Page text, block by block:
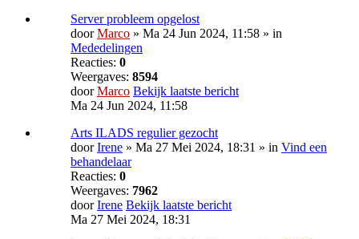
Server probleem opgelost
doorMarco » Ma 24 Jun 2024, 11:58 » in
Mededelingen
Reacties: 0
Weergaves: 8594
doorMarco Bekijk laatste bericht
Ma 24 Jun 2024, 11:58
Arts ILADS regulier gezocht
doorIrene » Ma 27 Mei 2024, 18:31 » in Vind een
behandelaar
Reacties: 0
Weergaves: 7962
doorIrene Bekijk laatste bericht
Ma 27 Mei 2024, 18:31